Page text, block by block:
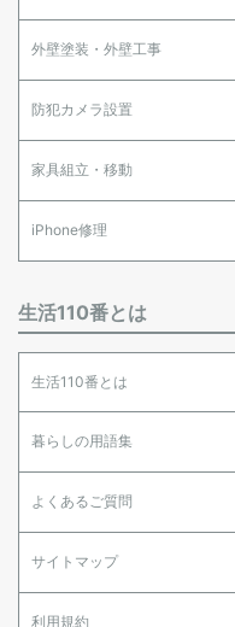
外壁塗装・外壁工事
防犯カメラ設置
家具組立・移動
iPhone修理
生活110番とは
生活110番とは
暮らしの用語集
よくあるご質問
サイトマップ
利用規約